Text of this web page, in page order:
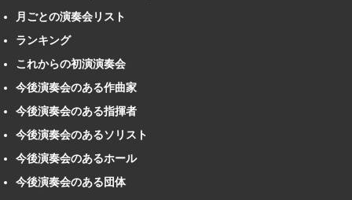
月ごとの演奏会リスト
ランキング
これからの初演演奏会
今後演奏会のある作曲家
今後演奏会のある指揮者
今後演奏会のあるソリスト
今後演奏会のあるホール
今後演奏会のある団体